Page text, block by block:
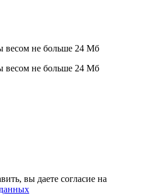
весом не больше 24 Мб
весом не больше 24 Мб
вы даете согласие на